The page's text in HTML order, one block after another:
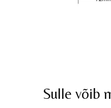
Sulle võib